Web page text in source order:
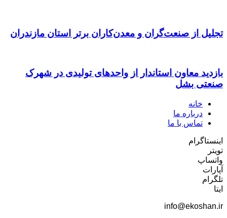
تجلیل از صنعت‌گران و معدن‌کاران برتر استان مازندران
بازدید معاون استاندار از واحدهای تولیدی در شهرک
صنعتی بشل
خانه
درباره ما
تماس با ما
اینستاگرام
تویتر
واتساپ
آپارات
تلگرام
ایتا
info@ekoshan.ir